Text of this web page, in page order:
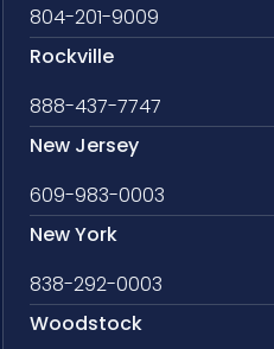
804-201-9009
Rockville
888-437-7747
New Jersey
609-983-0003
New York
838-292-0003
Woodstock